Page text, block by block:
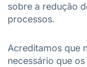
sobre a redução
processos.
Acreditamos que
necessário que